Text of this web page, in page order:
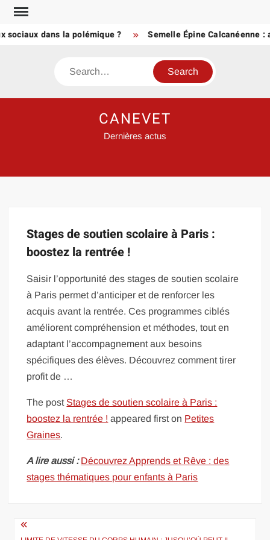
Skip
content
sociaux dans la polémique ? Semelle Épine Calcanéenne :
Search
CANEVET
Dernières actus
Stages de soutien scolaire à Paris :
boostez la rentrée !
Saisir l’opportunité des stages de soutien scolaire
à Paris permet d’anticiper et de renforcer les
acquis avant la rentrée. Ces programmes ciblés
améliorent compréhension et méthodes, tout en
adaptant l’accompagnement aux besoins
spécifiques des élèves. Découvrez comment tirer
profit de …
The post Stages de soutien scolaire à Paris :
boostez la rentrée ! appeared first on Petites
Graines.
A lire aussi : Découvrez Apprends et Rêve : des
stages thématiques pour enfants à Paris
Navigation